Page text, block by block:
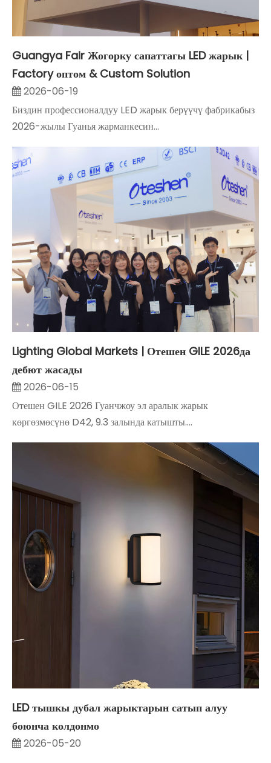
Guangya Fair Жогорку сапаттагы LED жарык |
Factory оптом & Custom Solution
2026-06-19
Биздин профессионалдуу LED жарык берүүчү фабрикабыз
2026-жылы Гуанья жарманкесин...
Lighting Global Markets | Отешен GILE 2026да
дебют жасады
2026-06-15
Отешен GILE 2026 Гуанчжоу эл аралык жарык
көргөзмөсүнө D42, 9.3 залында катышты....
LED тышкы дубал жарыктарын сатып алуу
боюнча колдонмо
2026-05-20